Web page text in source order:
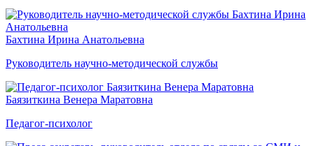
Бахтина Ирина Анатольевна
Руководитель научно-методической службы
Баязиткина Венера Маратовна
Педагог-психолог